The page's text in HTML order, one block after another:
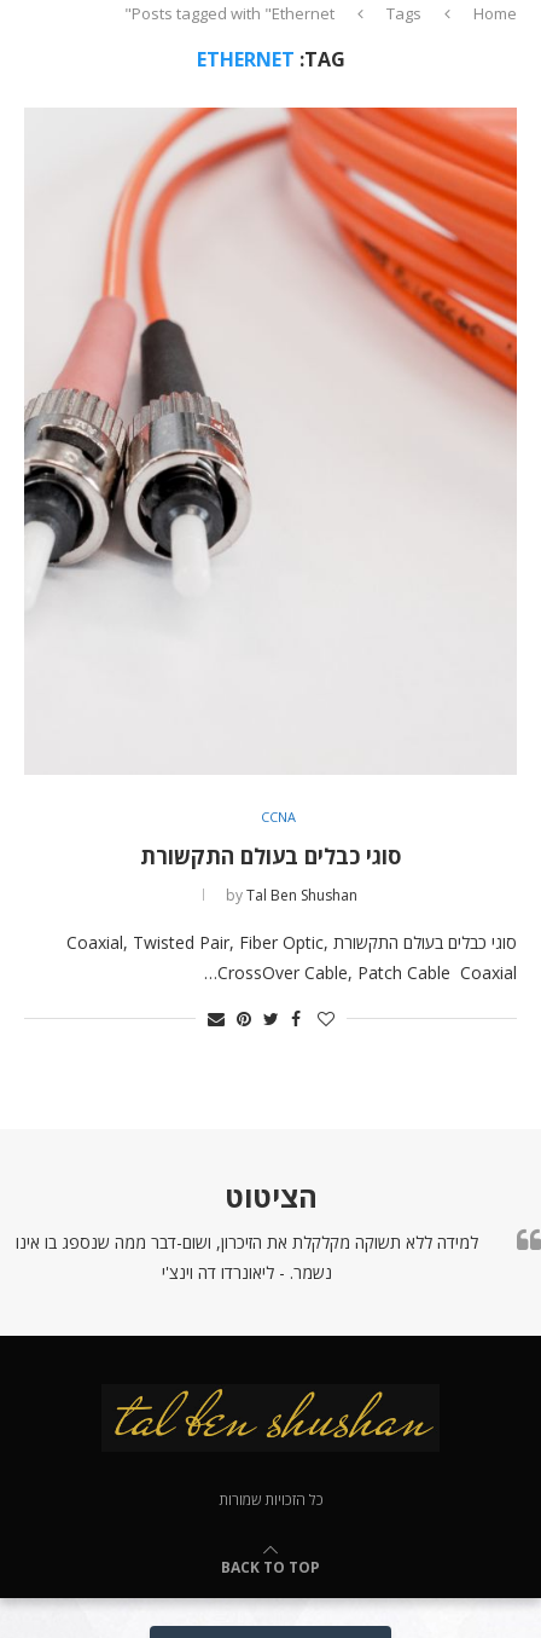
Home
Tags
Posts tagged with "Ethernet"
TAG:
ETHERNET
CCNA
סוגי כבלים בעולם התקשורת
byTal Ben Shushan
סוגי כבלים בעולם התקשורת Coaxial, Twisted Pair, Fiber Optic,
CrossOver Cable, Patch Cable Coaxial…
הציטוט
למידה ללא תשוקה מקלקלת את הזיכרון, ושום-דבר ממה שנספג בו אינו
נשמר. - ליאונרדו דה וינצ'י
כל הזכויות שמורות
BACK TO TOP